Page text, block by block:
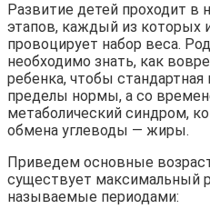
Развитие детей проходит в
этапов, каждый из которых
провоцирует набор веса.
необходимо знать, как
ребенка, чтобы
пределы нормы, а со
метаболический синдром,
обмена углеводы — жиры.
Приведем основные
существует максимальный
называемые периодами: